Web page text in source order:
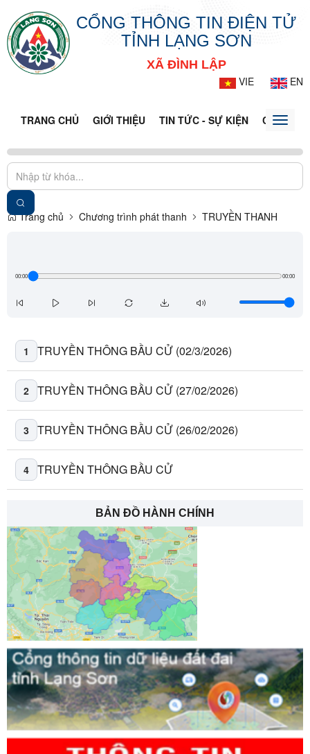
CỔNG THÔNG TIN ĐIỆN TỬ
TỈNH LẠNG SƠN
XÃ ĐÌNH LẬP
VIE
EN
TRANG CHỦ GIỚI THIỆU TIN TỨC - SỰ KIỆN CỔNGToggle
Trang chủ Chương trình phát thanh TRUYỀN THANH
00:00 00:00
1 TRUYỀN THÔNG BẦU CỬ (02/3/2026)
2 TRUYỀN THÔNG BẦU CỬ (27/02/2026)
3 TRUYỀN THÔNG BẦU CỬ (26/02/2026)
4 TRUYỀN THÔNG BẦU CỬ
BẢN ĐỒ HÀNH CHÍNH